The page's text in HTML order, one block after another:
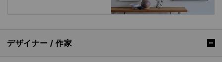
デザイナー / 作家